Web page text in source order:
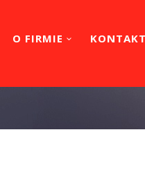
O FIRMIE KONTAKT